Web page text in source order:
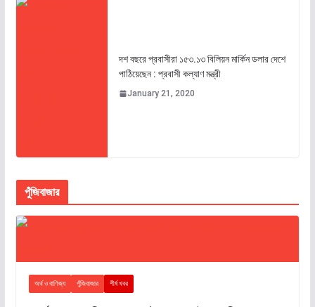
দশ বছরে প্রবাসীরা ১৫৩.১৩ বিলিয়ন মার্কিন ডলার দেশে
পাঠিয়েছেন : প্রবাসী কল্যাণ মন্ত্রী
January 21, 2020
পুঁজিবাজার
অর্থ ও বাণিজ্য পুঁজিবাজার শীর্ষ খবর